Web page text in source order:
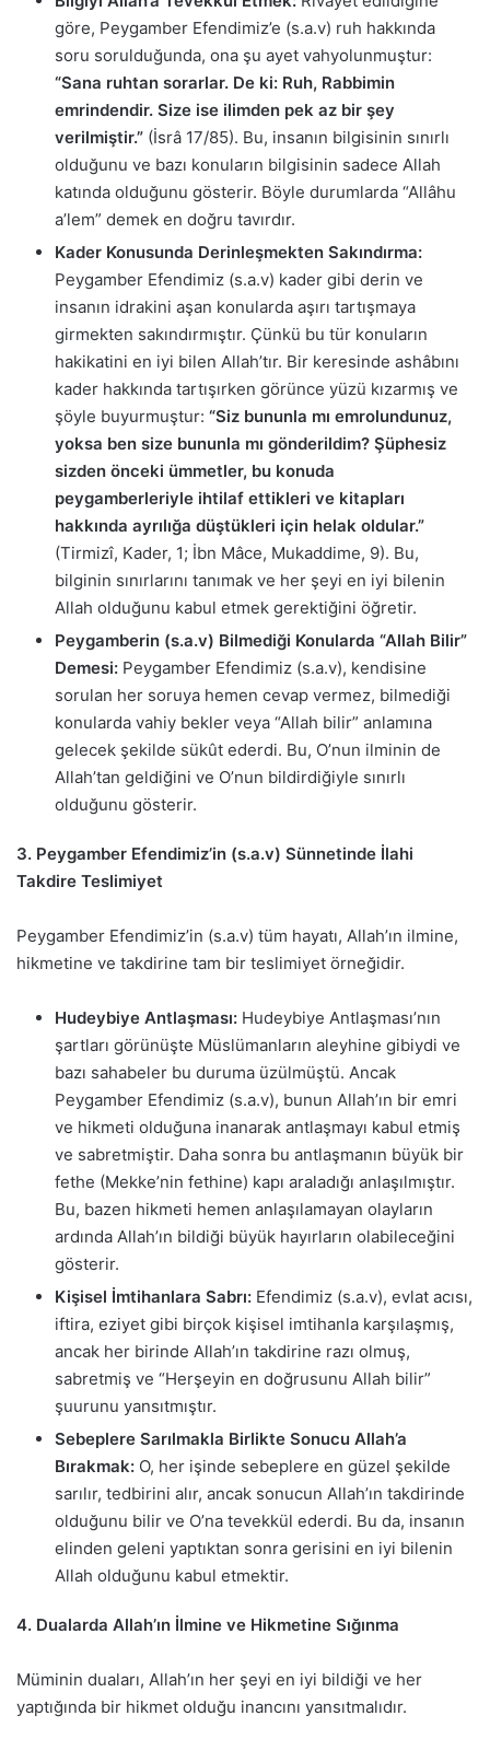
göre, Peygamber Efendimiz’e (s.a.v) ruh hakkında
soru sorulduğunda, ona şu ayet vahyolunmuştur:
“Sana ruhtan sorarlar. De ki: Ruh, Rabbimin
emrindendir. Size ise ilimden pek az bir şey
verilmiştir.” (İsrâ 17/85). Bu, insanın bilgisinin sınırlı
olduğunu ve bazı konuların bilgisinin sadece Allah
katında olduğunu gösterir. Böyle durumlarda “Allâhu
a’lem” demek en doğru tavırdır.
Kader Konusunda Derinleşmekten Sakındırma:
Peygamber Efendimiz (s.a.v) kader gibi derin ve
insanın idrakini aşan konularda aşırı tartışmaya
girmekten sakındırmıştır. Çünkü bu tür konuların
hakikatini en iyi bilen Allah’tır. Bir keresinde ashâbını
kader hakkında tartışırken görünce yüzü kızarmış ve
şöyle buyurmuştur: “Siz bununla mı emrolundunuz,
yoksa ben size bununla mı gönderildim? Şüphesiz
sizden önceki ümmetler, bu konuda
peygamberleriyle ihtilaf ettikleri ve kitapları
hakkında ayrılığa düştükleri için helak oldular.”
(Tirmizî, Kader, 1; İbn Mâce, Mukaddime, 9). Bu,
bilginin sınırlarını tanımak ve her şeyi en iyi bilenin
Allah olduğunu kabul etmek gerektiğini öğretir.
Peygamberin (s.a.v) Bilmediği Konularda “Allah Bilir”
Demesi: Peygamber Efendimiz (s.a.v), kendisine
sorulan her soruya hemen cevap vermez, bilmediği
konularda vahiy bekler veya “Allah bilir” anlamına
gelecek şekilde sükût ederdi. Bu, O’nun ilminin de
Allah’tan geldiğini ve O’nun bildirdiğiyle sınırlı
olduğunu gösterir.
3. Peygamber Efendimiz’in (s.a.v) Sünnetinde İlahi
Takdire Teslimiyet
Peygamber Efendimiz’in (s.a.v) tüm hayatı, Allah’ın ilmine,
hikmetine ve takdirine tam bir teslimiyet örneğidir.
Hudeybiye Antlaşması: Hudeybiye Antlaşması’nın
şartları görünüşte Müslümanların aleyhine gibiydi ve
bazı sahabeler bu duruma üzülmüştü. Ancak
Peygamber Efendimiz (s.a.v), bunun Allah’ın bir emri
ve hikmeti olduğuna inanarak antlaşmayı kabul etmiş
ve sabretmiştir. Daha sonra bu antlaşmanın büyük bir
fethe (Mekke’nin fethine) kapı araladığı anlaşılmıştır.
Bu, bazen hikmeti hemen anlaşılamayan olayların
ardında Allah’ın bildiği büyük hayırların olabileceğini
gösterir.
Kişisel İmtihanlara Sabrı: Efendimiz (s.a.v), evlat acısı,
iftira, eziyet gibi birçok kişisel imtihanla karşılaşmış,
ancak her birinde Allah’ın takdirine razı olmuş,
sabretmiş ve “Herşeyin en doğrusunu Allah bilir”
şuurunu yansıtmıştır.
Sebeplere Sarılmakla Birlikte Sonucu Allah’a
Bırakmak: O, her işinde sebeplere en güzel şekilde
sarılır, tedbirini alır, ancak sonucun Allah’ın takdirinde
olduğunu bilir ve O’na tevekkül ederdi. Bu da, insanın
elinden geleni yaptıktan sonra gerisini en iyi bilenin
Allah olduğunu kabul etmektir.
4. Dualarda Allah’ın İlmine ve Hikmetine Sığınma
Müminin duaları, Allah’ın her şeyi en iyi bildiği ve her
yaptığında bir hikmet olduğu inancını yansıtmalıdır.